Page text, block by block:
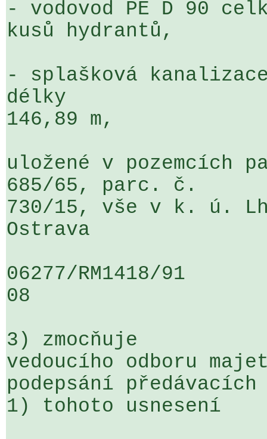
- vodovod PE D 90
kusů hydrantů,
- splašková
délky
146,89 m,
uložené v
685/65, parc. č.
730/15, vše v k. ú.
Ostrava
06277/RM1418/
08
3) zmocňuje
vedoucího odboru
podepsání
1) tohoto usnesení